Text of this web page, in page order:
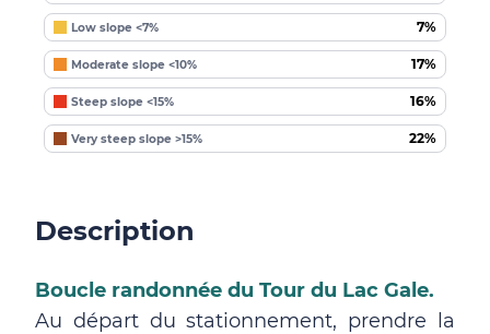
Low slope <7% 7%
Moderate slope <10% 17%
Steep slope <15% 16%
Very steep slope >15% 22%
Description
Boucle randonnée du Tour du Lac Gale.
Au départ du stationnement, prendre la